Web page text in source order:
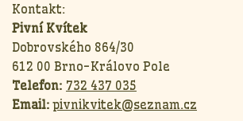
Kontakt:
Pivní Kvítek
Dobrovského 864/30
612 00 Brno-Královo Pole
Telefon: 732 437 035
Email: pivnikvitek@seznam.cz